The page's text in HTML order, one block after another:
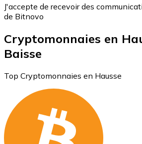
J'accepte de recevoir des
de Bitnovo
Cryptomonnaies en
Baisse
Top Cryptomonnaies en Hausse